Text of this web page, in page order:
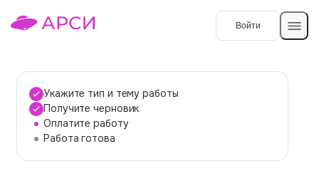
Войти
Темы работ
О сервисе
Укажите тип и тему работы
Получите черновик
Оплатите работу
Работа готова